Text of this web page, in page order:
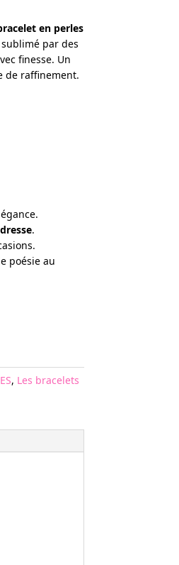
en perles
par des
finesse. Un
de raffinement.
.
poésie au
, Les bracelets